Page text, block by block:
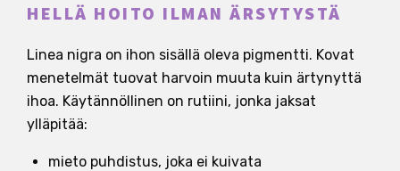
HELLÄ HOITO ILMAN ÄRSYTYSTÄ
Linea nigra on ihon sisällä oleva pigmentti. Kovat
menetelmät tuovat harvoin muuta kuin ärtynyttä
ihoa. Käytännöllinen on rutiini, jonka jaksat
ylläpitää:
mieto puhdistus, joka ei kuivata